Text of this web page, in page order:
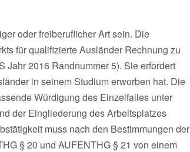
oder freiberuflicher Art sein. Die
für qualifizierte Ausländer Rechnung zu
Jahr 2016 Randnummer 5). Sie erfordert
in seinem Studium erworben hat. Die
Würdigung des Einzelfalles unter
der Eingliederung des Arbeitsplatzes
muss nach den Bestimmungen der
§ 20 und AUFENTHG § 21 von einem